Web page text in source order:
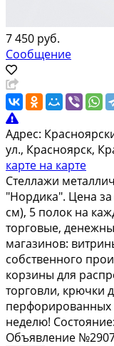
7 450 руб.
Сообщение
Адрес:
ул., Красноярск,
карте на карте
Стеллажи
"Нордика". Цена
см), 5 полок на
торговые,
магазинов:
собственного
корзины для
торговли, крючки
перфорированных
неделю!
Объявление